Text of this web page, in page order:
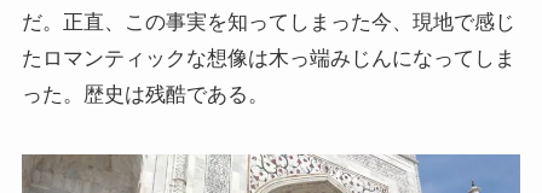
だ。正直、この事実を知ってしまった今、現地で感じ
たロマンティックな想像は木っ端みじんになってしま
った。歴史は残酷である。